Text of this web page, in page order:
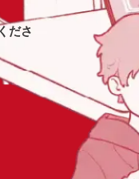
ださ
オプショ
ラス
追加オプ
ション
➜➜